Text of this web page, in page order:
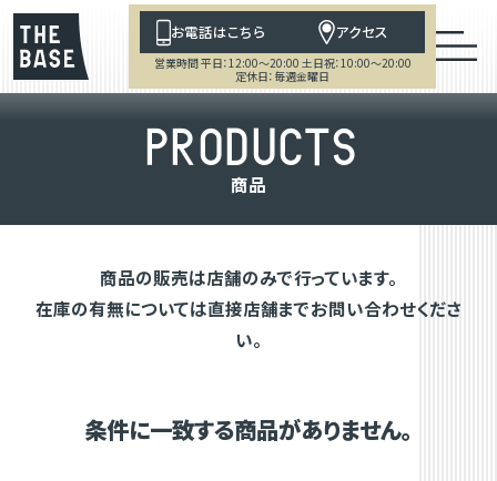
お電話はこちら アクセス
営業時間 平日：12:00～20:00 土日祝：10:00～20:00
定休日：毎週金曜日
PRODUCTS
商品
商品の販売は店舗のみで行っています。
在庫の有無については直接店舗までお問い合わせくださ
い。
条件に一致する商品がありません。